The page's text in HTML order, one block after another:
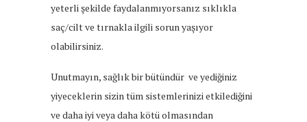
yeterli şekilde faydalanmıyorsanız sıklıkla
saç/cilt ve tırnakla ilgili sorun yaşıyor
olabilirsiniz.
Unutmayın, sağlık bir bütündür ve yediğiniz
yiyeceklerin sizin tüm sistemlerinizi etkilediğini
ve daha iyi veya daha kötü olmasından